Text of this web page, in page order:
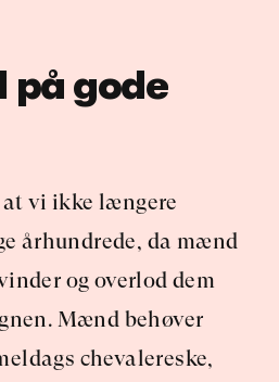
på gode
vi ikke længere
århundrede, da mænd
og overlod dem
Mænd behøver
chevalereske,